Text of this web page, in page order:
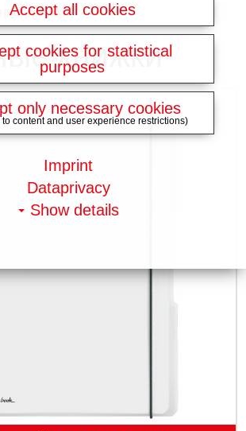
книжки
книжки
Accept all cookies
cookies for statistical
purposes
only necessary cookies
content and user experience restrictions)
Show details
Dataprivacy
Imprint